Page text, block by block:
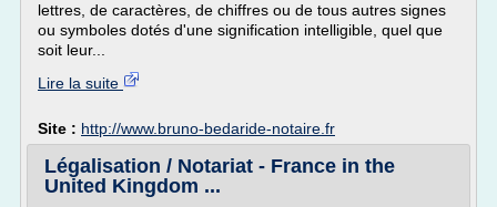
lettres, de caractères, de chiffres ou de tous autres signes
ou symboles dotés d'une signification intelligible, quel que
soit leur...
Lire la suite
Site : http://www.bruno-bedaride-notaire.fr
Légalisation / Notariat - France in the
United Kingdom ...